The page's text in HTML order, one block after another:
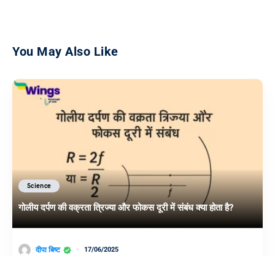
You May Also Like
Science
गोलीय दर्पण की वक्रता त्रिज्या और फोकस दूरी में संबंध क्या होता है?
दीपा बिष्ट 17/06/2025